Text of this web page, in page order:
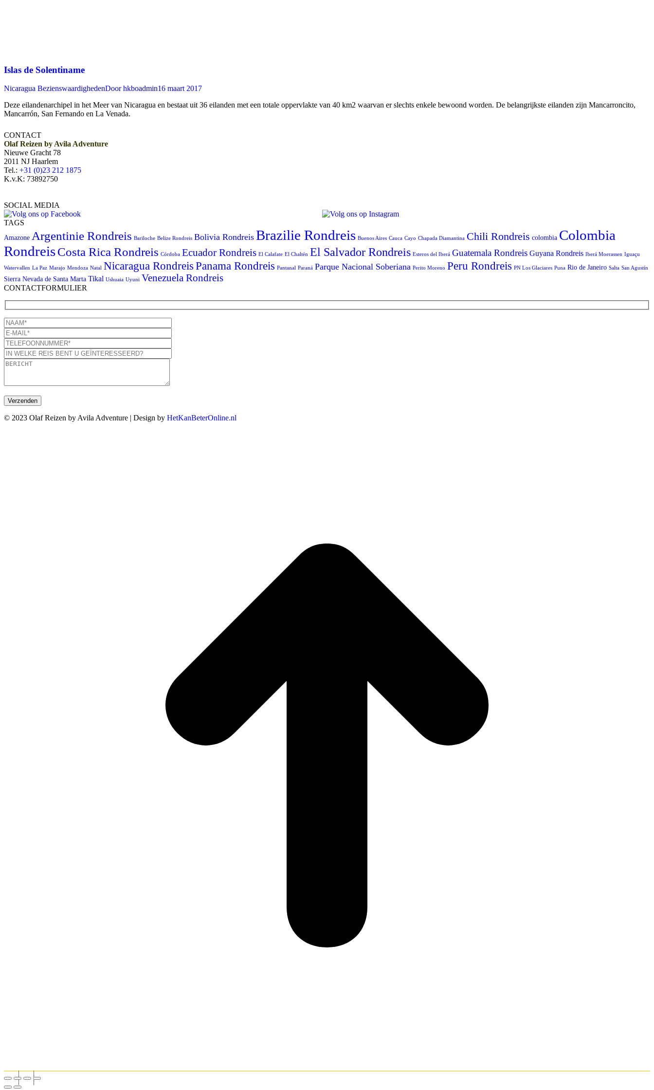
Islas de Solentiname
Nicaragua BezienswaardighedenDoorhkboadmin16 maart 2017
Deze eilandenarchipel in het Meer van Nicaragua en bestaat uit 36 eilanden met een totale oppervlakte van 40 km2 waarvan er slechts enkele bewoond worden. De belangrijkste eilanden zijn Mancarroncito,
Mancarrón, San Fernando en La Venada.
CONTACT
Olaf Reizen by Avila Adventure
Nieuwe Gracht 78
2011 NJ Haarlem
Tel.: +31 (0)23 212 1875
K.v.K: 73892750
SOCIAL MEDIA
TAGS
Amazone Argentinie Rondreis Bariloche Belize Rondreis Bolivia Rondreis Brazilie Rondreis Buenos Aires Cauca Cayo Chapada Diamantina Chili Rondreis colombia Colombia
RondreisCosta Rica Rondreis Córdoba Ecuador Rondreis El Calafate El Chaltén El Salvador Rondreis Esteros del Iberá Guatemala Rondreis Guyana Rondreis Iberá Moerassen Iguaçu
Watervallen La Paz Marajo Mendoza Natal Nicaragua Rondreis Panama Rondreis Pantanal Paraná Parque Nacional Soberiana Perito Moreno Peru Rondreis PN Los Glaciares Puna Rio de Janeiro Salta San Agustín
Sierra Nevada de Santa Marta Tikal Ushuaia Uyuni Venezuela Rondreis
CONTACTFORMULIER
© 2023 Olaf Reizen by Avila Adventure | Design by HetKanBeterOnline.nl